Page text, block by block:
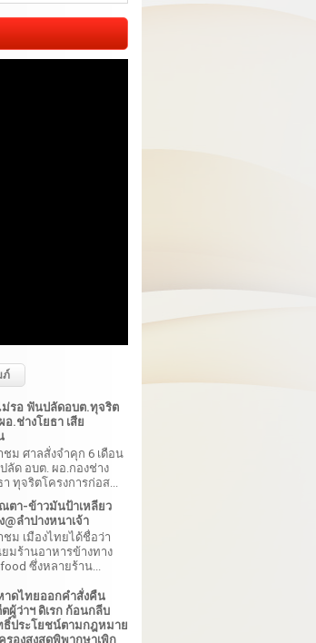
ภ์
ม่รอ ฟันปลัดอบต.ทุจริต
อ.ช่างโยธา เสีย
ชม ศาลสั่งจำคุก 6 เดือน
ลัด อบต. ผอ.กองช่าง
ทุจริตโครงการก่อส...
ตา-ข้าวมันป้าเหลียว
ลำปางหนาเจ้า
ชม เมืองไทยได้ชื่อว่า
ยมร้านอาหารข้างทาง
ซึ่งหลายร้าน...
าดไทยออกคำสั่งคืน
ผู้ว่าฯ ดิเรก ก้อนกลีบ
ประโยชน์ตามกฎหมาย
รองสูงสุดพิพากษาเพิก